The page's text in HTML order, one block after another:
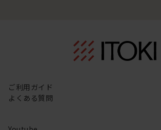
ご利用ガイド
よくある質問